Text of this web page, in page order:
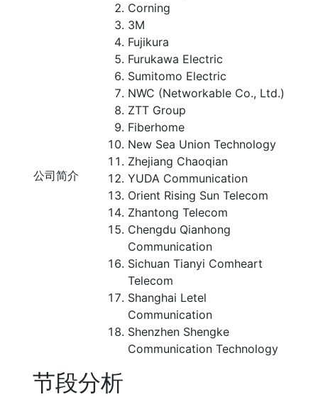
公司简介
Corning
3M
Fujikura
Furukawa Electric
Sumitomo Electric
NWC (Networkable Co., Ltd.)
ZTT Group
Fiberhome
New Sea Union Technology
Zhejiang Chaoqian
YUDA Communication
Orient Rising Sun Telecom
Zhantong Telecom
Chengdu Qianhong
Communication
Sichuan Tianyi Comheart
Telecom
Shanghai Letel
Communication
Shenzhen Shengke
Communication Technology
节段分析